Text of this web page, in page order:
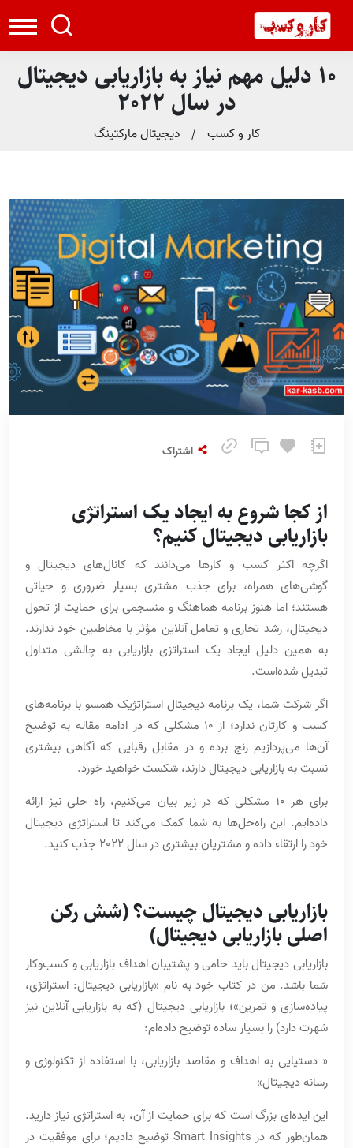
10 دلیل مهم نیاز به بازاریابی دیجیتال
در سال 2022
کار و کسب دیجیتال مارکتینگ
اشتراک
از کجا شروع به ایجاد یک استراتژی
بازاریابی دیجیتال کنیم؟
اگرچه اکثر کسب و کارها می‌دانند که کانال‌های دیجیتال و
گوشی‌های همراه، برای جذب مشتری بسیار ضروری و حیاتی
هستند؛ اما هنوز برنامه هماهنگ و منسجمی برای حمایت از تحول
دیجیتال، رشد تجاری و تعامل آنلاین مؤثر با مخاطبین خود ندارند.
به همین دلیل ایجاد یک استراتژی بازاریابی به چالشی متداول
تبدیل شده‌است.
اگر شرکت شما، یک برنامه دیجیتال استراتژیک همسو با برنامه‌های
کسب و کارتان ندارد؛ از 10 مشکلی که در ادامه مقاله به توضیح
آن‌ها می‌پردازیم رنج برده و در مقابل رقبایی که آگاهی بیشتری
نسبت به بازاریابی دیجیتال دارند، شکست خواهید خورد.
برای هر 10 مشکلی که در زیر بیان می‌کنیم، راه حلی نیز ارائه
داده‌ایم. این راه‌حل‌ها به شما کمک می‌کند تا استراتژی دیجیتال
خود را ارتقاء داده و مشتریان بیشتری در سال 2022 جذب کنید.
بازاریابی دیجیتال چیست؟ (شش رکن
اصلی بازاریابی دیجیتال)
بازاریابی دیجیتال باید حامی و پشتیبان اهداف بازاریابی و کسب‌و‌کار
شما باشد. من در کتاب خود به نام «بازاریابی دیجیتال: استراتژی،
پیاده‌سازی و تمرین»؛ بازاریابی دیجیتال (که به بازاریابی آنلاین نیز
شهرت دارد) را بسیار ساده توضیح داده‌ام:
« دستیایی به اهداف و مقاصد بازاریابی، با استفاده از تکنولوژی و
رسانه دیجیتال»
این ایده‌ای بزرگ است که برای حمایت از آن، به استراتژی نیاز دارید.
همان‌طور که در Smart Insights توضیح دادیم؛ برای موفقیت در